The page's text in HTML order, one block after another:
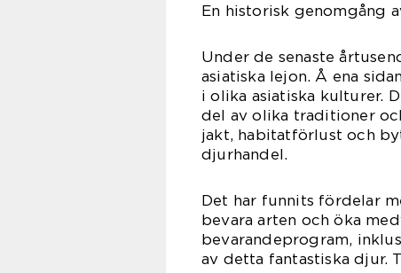
En historisk genomgång
Under de senaste
asiatiska lejon. Å ena
i olika asiatiska kulturer.
del av olika traditioner
jakt, habitatförlust och
djurhandel.
Det har funnits fördelar
bevara arten och öka
bevarandeprogram,
av detta fantastiska djur.